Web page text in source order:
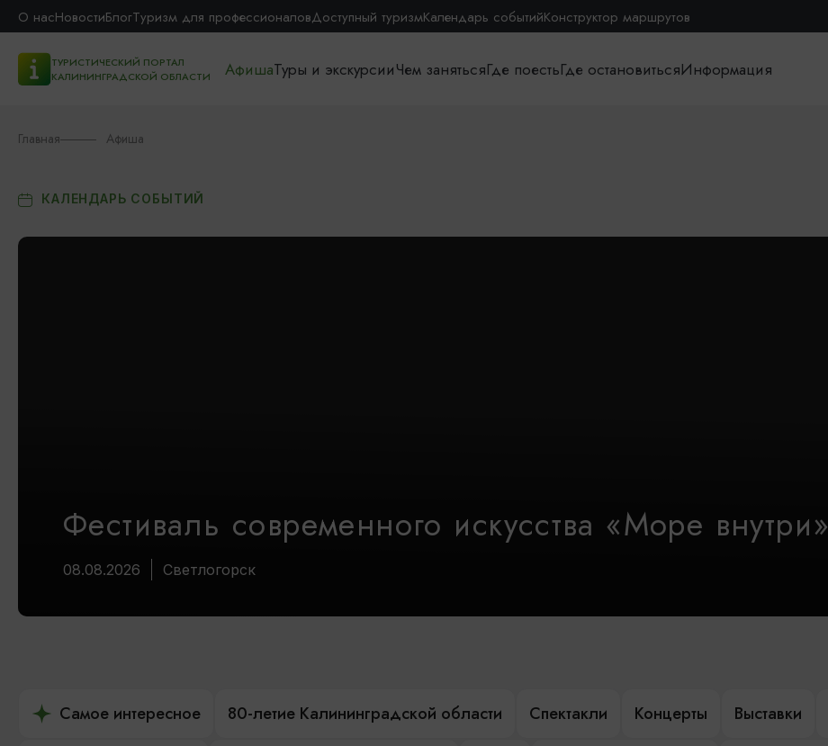
О насНовостиБлогТуризм для профессионаловДоступный туризмКалендарь событийКонструктор маршрутов
ТУРИСТИЧЕСКИЙ ПОРТАЛ
КАЛИНИНГРАДСКОЙ ОБЛАСТИ
АфишаТуры и экскурсииЧем занятьсяГде поестьГде остановитьсяИнформация
Главная Афиша
КАЛЕНДАРЬ СОБЫТИЙ
Фестиваль современного искусства «Море внутри»
08.08.2026 Светлогорск
Самое интересное 80-летие Калининградской области Спектакли Концерты Выставки